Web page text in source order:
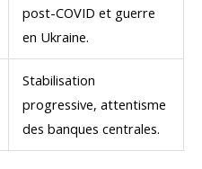
post-COVID et guerre
en Ukraine.
Stabilisation
progressive, attentisme
des banques centrales.